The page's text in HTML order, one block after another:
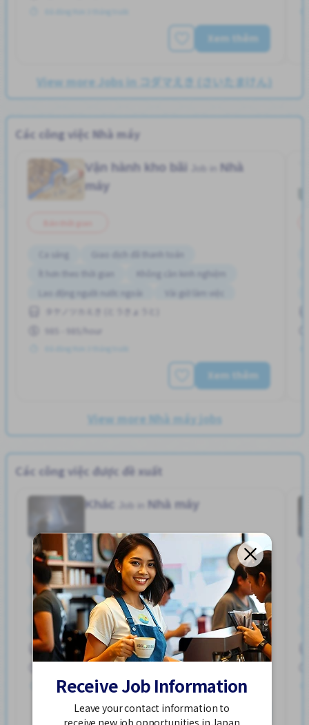
Xem thêm
View more Jobs in コダマえき (さいたまけん)
Các công việc Nhà máy
Vận hành kho bãi
Nhà
máy
Ca sáng
Giao dịch đã thanh toán
Ít hơn theo thời gian
Không cần kinh nghiệm
Lao động người nước ngoài
Vài giờ làm việc
タケノツカえき (とうきょうと)
985 - 985/hour
Xem thêm
View more Nhà máy jobs
Các công việc được đề xuất
Khác Nhà máy
Toàn thời gian
Bãi đậu xe đạp Bãi đỗ xe
Gần ga tàu
Giao dịch đã thanh toán
Hỗ trợ bữa ăn
Ký túc xá được bảo hiểm một phần
Lao động người nước ngoài
Nâng cao Phúc lợi
ハユカえき (かがわけん)
Đã đăng 2 tuần trước
Xem thêm
Receive Job Information
Leave your contact information to
receive new job opportunities in Japan